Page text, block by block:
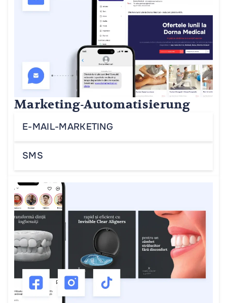
Marketing-Automatisierung
E-MAIL-MARKETING
SMS